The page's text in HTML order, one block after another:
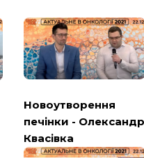
Новоутворення
печінки - Олександр
Квасівка